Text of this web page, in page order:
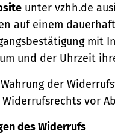
unter vzhh.de
auf einem
mit
und der Uhrzeit
der
Widerrufsrechts vor
des Widerrufs